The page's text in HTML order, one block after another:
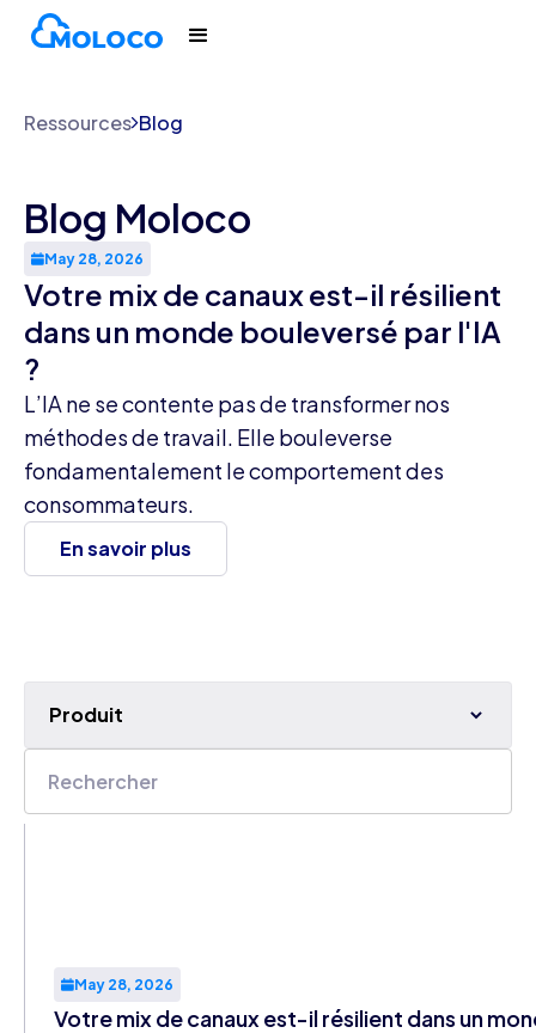
Ressources Blog
Blog Moloco
May 28, 2026
Votre mix de canaux est-il résilient
dans un monde bouleversé par l'IA
?
L’IA ne se contente pas de transformer nos
méthodes de travail. Elle bouleverse
fondamentalement le comportement des
consommateurs.
En savoir plus
Produit
May 28, 2026
Votre mix de canaux est-il résilient dans un